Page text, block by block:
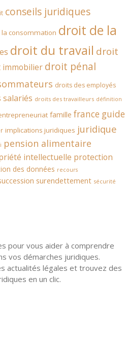
conseils juridiques
la consommation droit de la
droit du travail droit
immobilier droit pénal
droits des employés
salariés droits des travailleurs définition
famille france guide
implications juridiques juridique
pension alimentaire
intellectuelle protection
des données recours
surendettement sécurité
pour vous aider à comprendre
vos démarches juridiques.
actualités légales et trouvez des
en un clic.